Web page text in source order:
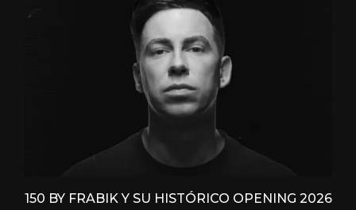
150 BY FRABIK Y SU HISTÓRICO OPENING 2026